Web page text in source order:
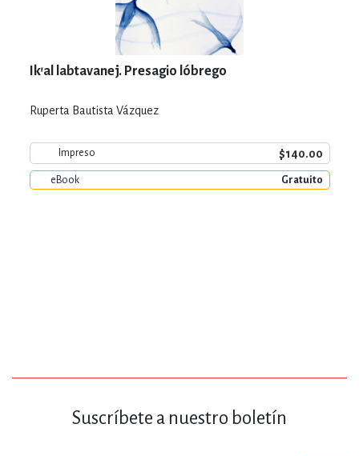
Ik'al labtavanej. Presagio lóbrego
Ruperta Bautista Vázquez
Impreso $140.00
eBook Gratuito
Suscríbete a nuestro boletín